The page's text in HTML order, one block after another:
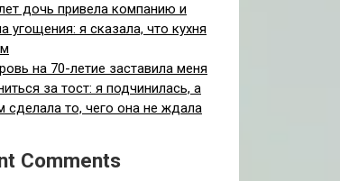
дочь привела компанию и
угощения: я сказала, что кухня
на 70-летие заставила меня
за тост: я подчинилась, а
сделала то, чего она не ждала
Comments